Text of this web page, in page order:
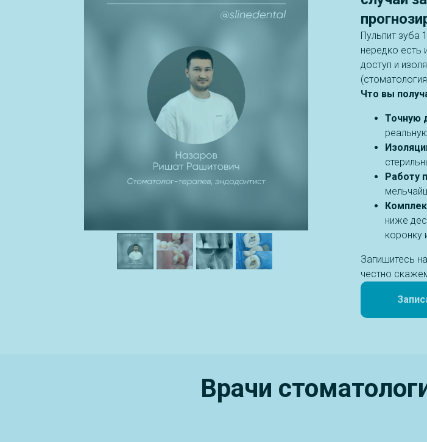
Пульпит зуба
нередко есть
доступ и
Что вы
Точную
Работу
ниже
коронку
Запишитесь
честно
Врачи